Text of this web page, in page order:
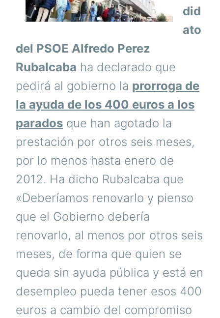
did
ato
del PSOE Alfredo Perez
Rubalcaba ha declarado que
pedirá al gobierno la prorroga de
la ayuda de los 400 euros a los
parados que han agotado la
prestación por otros seis meses,
por lo menos hasta enero de
2012. Ha dicho Rubalcaba que
«Deberíamos renovarlo y pienso
que el Gobierno debería
renovarlo, al menos por otros seis
meses, de forma que quien se
queda sin ayuda pública y está en
desempleo pueda tener esos 400
euros a cambio del compromiso